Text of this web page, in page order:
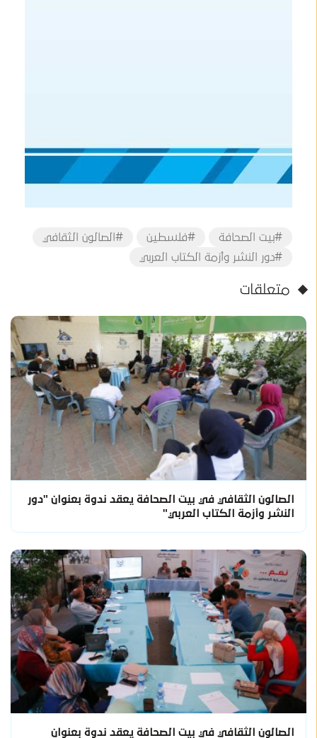
#بيت الصحافة #فلسطين
#الصالون الثقافي
#دور النشر وأزمة الكتاب العربي
متعلقات
الصالون الثقافي في بيت الصحافة يعقد ندوة بعنوان "دور
النشر وأزمة الكتاب العربي"
الصالون الثقافي في بيت الصحافة يعقد ندوة بعنوان